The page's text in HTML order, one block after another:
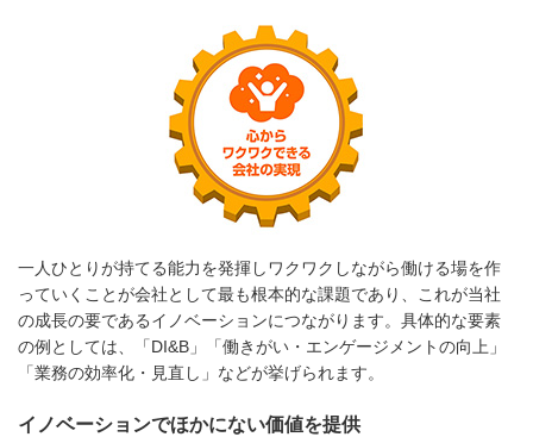
一人ひとりが持てる能力を発揮しワクワクしながら働ける場を作
っていくことが会社として最も根本的な課題であり、これが当社
の成長の要であるイノベーションにつながります。具体的な要素
の例としては、「DI&B」「働きがい・エンゲージメントの向上」
「業務の効率化・見直し」などが挙げられます。
イノベーションでほかにない価値を提供